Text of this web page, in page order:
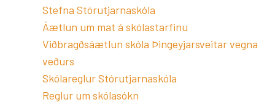
Stefna Stórutjarnaskóla
Áætlun um mat á skólastarfinu
Viðbragðsáætlun skóla Þingeyjarsveitar vegna
veðurs
Skólareglur Stórutjarnaskóla
Reglur um skólasókn